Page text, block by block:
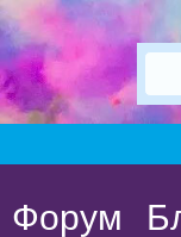
Форум